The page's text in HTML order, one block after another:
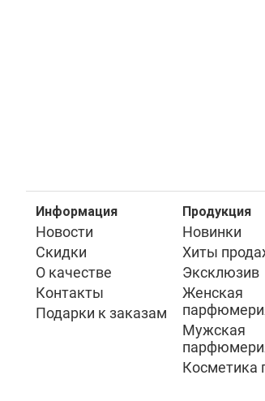
Информация
Новости
Скидки
О качестве
Контакты
Подарки к заказам
Продукция
Новинки
Хиты
Эксклюзив
Женская
Мужская
Косметика